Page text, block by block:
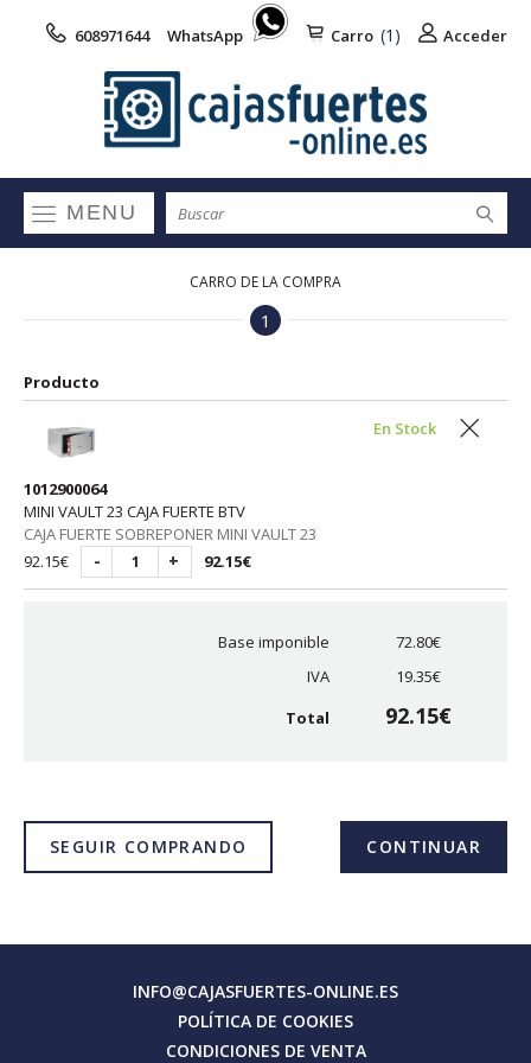
608971644 WhatsApp Carro (1) Acceder
MENU
CARRO DE LA COMPRA
1
Producto
1012900064
MINI VAULT 23 CAJA FUERTE BTV
CAJA FUERTE SOBREPONER MINI VAULT 23
92.15€
- + 92.15€
En Stock
Base imponible
72.80€
IVA
19.35€
Total
92.15€
SEGUIR COMPRANDO CONTINUAR
INFO@CAJASFUERTES-ONLINE.ES
POLÍTICA DE COOKIES
CONDICIONES DE VENTA